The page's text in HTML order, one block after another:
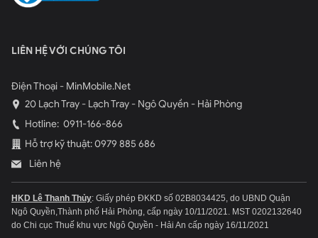
LIÊN HỆ VỚI CHÚNG TÔI
Điện Thoại - MinMobile.Net
20 Lạch Tray - Lạch Tray - Ngô Quyền - Hải Phòng
Hotline: 0911-166-866
Hỗ trợ kỹ thuật: 0979 885 686
Liên hệ
HKD Lê Thanh Thủy: Giấy phép ĐKKD số 02B8034425, do UBND Quận
Ngô Quyền,Thành phố Hải Phòng, cấp ngày 10/11/2021. MST 0202132640
do Chi cục Thuế khu vực Ngô Quyền - Hải An cấp ngày 16/11/2021